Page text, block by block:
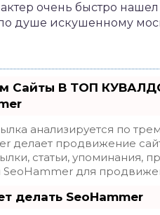
очень быстро
душе искушенному
Сайты В ТОП
анализируется по
делает продвижение
статьи, упоминания,
SeoHammer для
делать SeoHammer